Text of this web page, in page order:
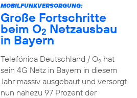
MOBILFUNKVERSORGUNG:
Große Fortschritte
beim O2 Netzausbau
in Bayern
Telefónica Deutschland / O2hat
sein 4G Netz in Bayern in diesem
Jahr massiv ausgebaut und versorgt
nun nahezu 97 Prozent der